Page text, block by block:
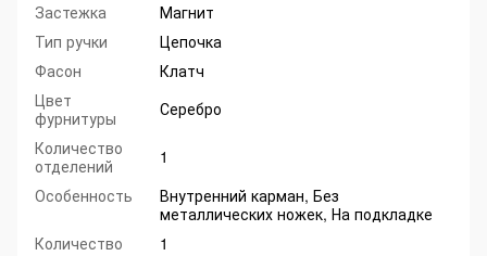
Застежка
Магнит
Тип ручки
Цепочка
Фасон
Клатч
Цвет
фурнитуры
Серебро
Количество
отделений
1
Особенность
Внутренний карман, Без
металлических ножек, На подкладке
Количество
1